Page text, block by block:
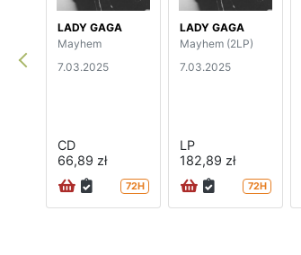
LADY GAGA
Mayhem
7.03.2025
CD
66,89 zł
72H
LADY GAGA
Mayhem (2LP)
7.03.2025
LP
182,89 zł
72H